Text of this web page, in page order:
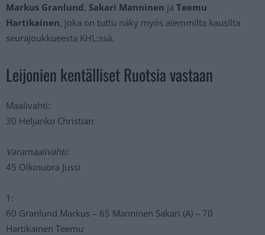
Markus Granlund, Sakari Manninen ja Teemu
Hartikainen, joka on tuttu näky myös aiemmilta kausilta
seurajoukkueesta KHL:ssä.
Leijonien kentälliset Ruotsia vastaan
Maalivahti:
30 Heljanko Christian
Varamaalivahti:
45 Olkinuora Jussi
1:
60 Granlund Markus – 65 Manninen Sakari (A) – 70
Hartikainen Teemu